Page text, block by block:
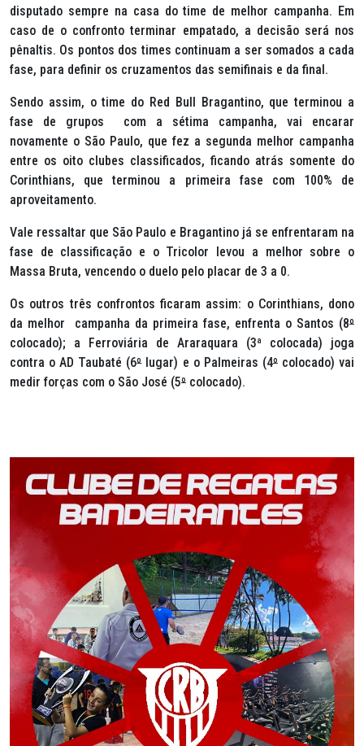
disputado sempre na casa do time de melhor campanha. Em
caso de o confronto terminar empatado, a decisão será nos
pênaltis. Os pontos dos times continuam a ser somados a cada
fase, para definir os cruzamentos das semifinais e da final.
Sendo assim, o time do Red Bull Bragantino, que terminou a
fase de grupos com a sétima campanha, vai encarar
novamente o São Paulo, que fez a segunda melhor campanha
entre os oito clubes classificados, ficando atrás somente do
Corinthians, que terminou a primeira fase com 100% de
aproveitamento.
Vale ressaltar que São Paulo e Bragantino já se enfrentaram na
fase de classificação e o Tricolor levou a melhor sobre o
Massa Bruta, vencendo o duelo pelo placar de 3 a 0.
Os outros três confrontos ficaram assim: o Corinthians, dono
da melhor campanha da primeira fase, enfrenta o Santos (8º
colocado); a Ferroviária de Araraquara (3ª colocada) joga
contra o AD Taubaté (6ºlugar) e o Palmeiras (4ºcolocado) vai
medir forças com o São José (5º colocado).